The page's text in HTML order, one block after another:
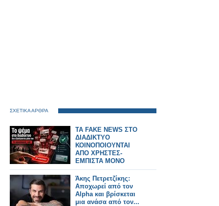
ΣΧΕΤΙΚΑ ΑΡΘΡΑ
TA FAKE NEWS ΣΤΟ
ΔΙΑΔΙΚΤΥΟ
ΚΟΙΝΟΠΟΙΟΥΝΤΑΙ
ΑΠΟ ΧΡΗΣΤΕΣ-
ΕΜΠΙΣΤΑ ΜΟΝΟ
ΑΞΙΟΠΙΣΤΑ SITE
Άκης Πετρετζίκης:
Αποχωρεί από τον
Alpha και βρίσκεται
μια ανάσα από τον...